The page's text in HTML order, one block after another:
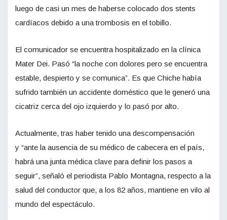
luego de casi un mes de haberse colocado dos stents
cardíacos debido a una trombosis en el tobillo.
El comunicador se encuentra hospitalizado en la clínica
Mater Dei. Pasó “la noche con dolores pero se encuentra
estable, despierto y se comunica”. Es que Chiche había
sufrido también un accidente doméstico que le generó una
cicatriz cerca del ojo izquierdo y lo pasó por alto.
Actualmente, tras haber tenido una descompensación
y “ante la ausencia de su médico de cabecera en el país,
habrá una junta médica clave para definir los pasos a
seguir”, señaló el periodista Pablo Montagna, respecto a la
salud del conductor que, a los 82 años, mantiene en vilo al
mundo del espectáculo.